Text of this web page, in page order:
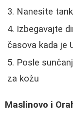
Nanesite
Izbegavajte
časova kada je
Posle
za kožu
Maslinovo i